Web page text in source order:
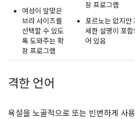
여성이 알맞은
브라 사이즈를
선택할 수 있도
록 도와주는 확
장 프로그램
장 프로그램
포르노는 없지만
세한 설명이 포함
어 있음
격한 언어
욕설을 노골적으로 또는 빈번하게 사